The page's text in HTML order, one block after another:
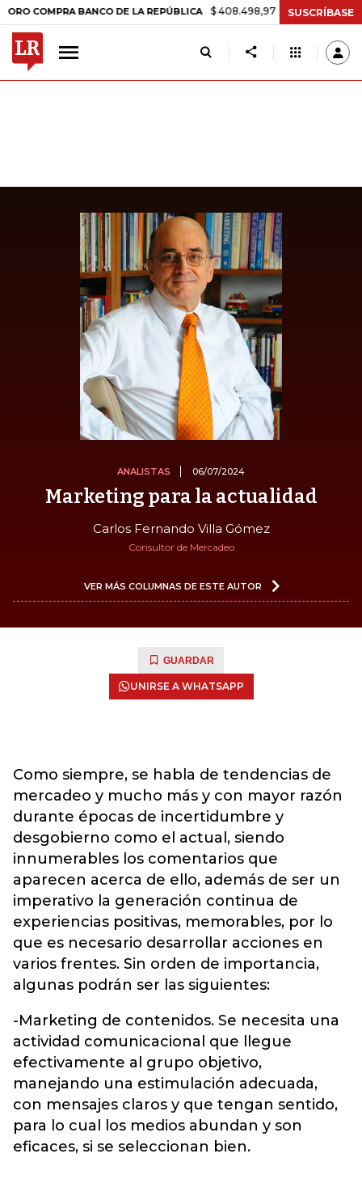
BANCO DE LA REPÚBLICA $ 408.498,97 +$ 8.753,81 +2,19%
SUSCRÍBASE
ANALISTAS 06/07/2024
Marketing para la actualidad
Carlos Fernando Villa Gómez
Consultor de Mercadeo
VER MÁS COLUMNAS DE ESTE AUTOR
GUARDAR
UNIRSE A WHATSAPP
Como siempre, se habla de tendencias de
mercadeo y mucho más y con mayor razón
durante épocas de incertidumbre y
desgobierno como el actual, siendo
innumerables los comentarios que
aparecen acerca de ello, además de ser un
imperativo la generación continua de
experiencias positivas, memorables, por lo
que es necesario desarrollar acciones en
varios frentes. Sin orden de importancia,
algunas podrán ser las siguientes:
-Marketing de contenidos. Se necesita una
actividad comunicacional que llegue
efectivamente al grupo objetivo,
manejando una estimulación adecuada,
con mensajes claros y que tengan sentido,
para lo cual los medios abundan y son
eficaces, si se seleccionan bien.